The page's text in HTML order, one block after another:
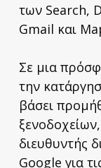
των Search,
Gmail και
Σε μια
την
βάσει
διευθυντής
Google για